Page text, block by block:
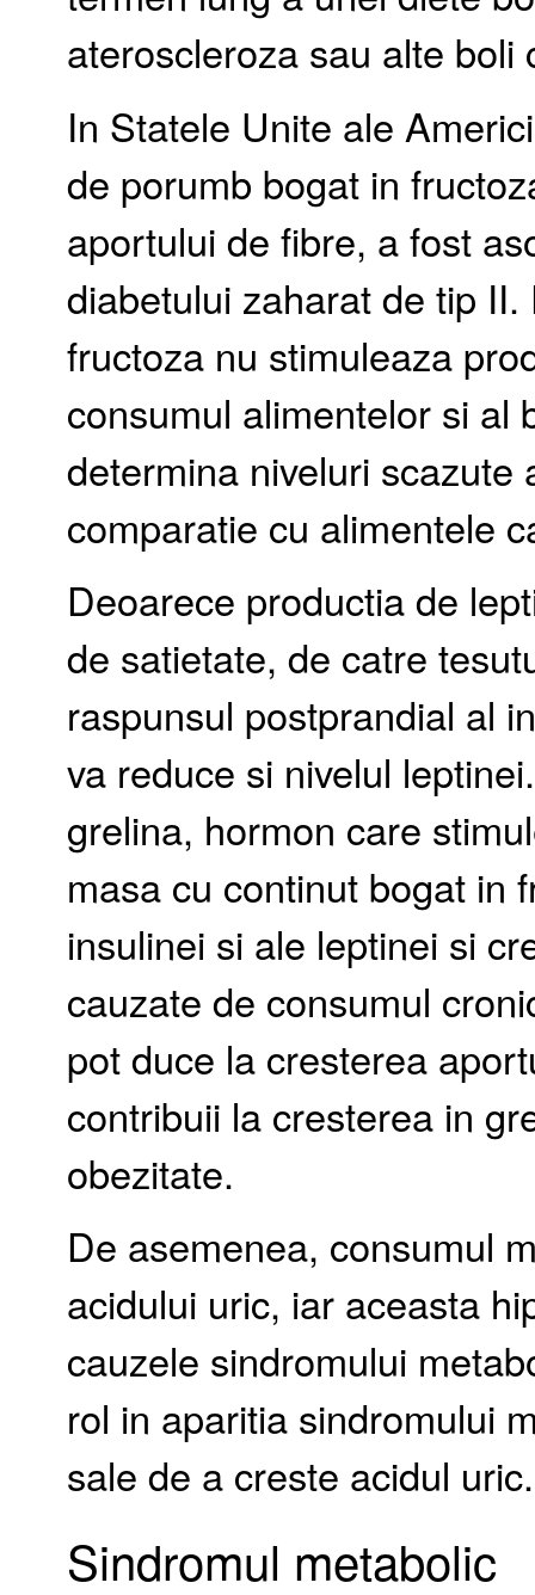
ateroscleroza sau alte boli
In Statele Unite ale
de porumb bogat in
aportului de fibre, a fost
diabetului zaharat de tip
fructoza nu stimuleaza
consumul alimentelor si al
determina niveluri
comparatie cu alimentele
Deoarece productia de
de satietate, de catre
raspunsul postprandial al
va reduce si nivelul
grelina, hormon care
masa cu continut bogat in
insulinei si ale leptinei si
cauzate de consumul
pot duce la cresterea
contribuii la cresterea in
obezitate.
De asemenea, consumul
acidului uric, iar aceasta
cauzele sindromului
rol in aparitia sindromului
sale de a creste acidul uric.
Sindromul metabolic